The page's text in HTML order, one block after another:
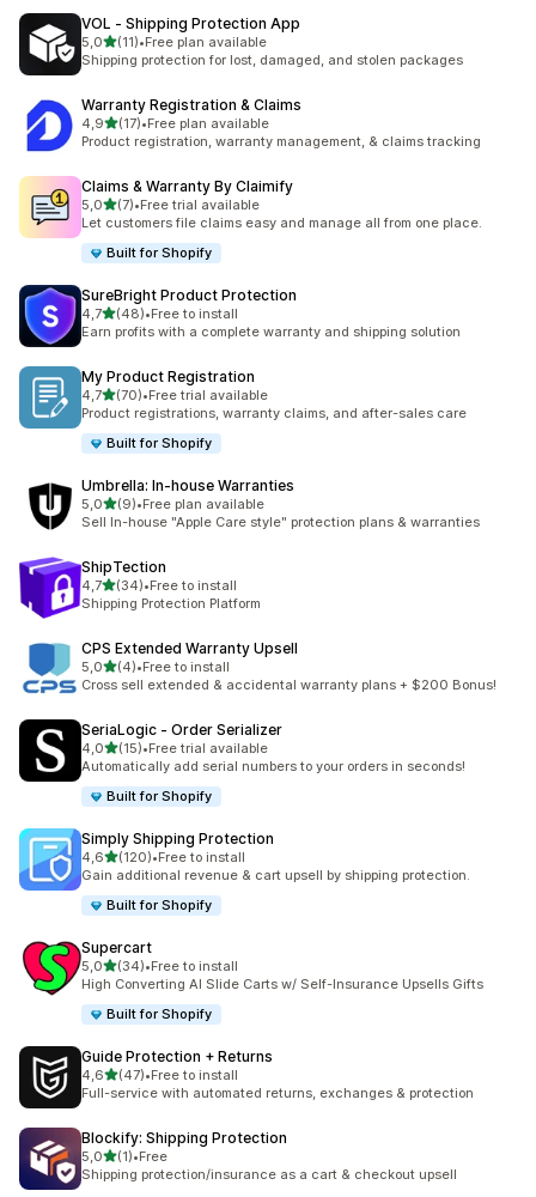
VOL ‑ Shipping Protection App
5,05 yıldız üzerinden
(11)
toplam 11 değerlendirme
•Free plan available
Shipping protection for lost, damaged, and stolen packages
Warranty Registration & Claims
4,95 yıldız üzerinden
(17)
toplam 17 değerlendirme
•Free plan available
Product registration, warranty management, & claims tracking
Claims & Warranty By Claimify
5,05 yıldız üzerinden
(7)
toplam 7 değerlendirme
•Free trial available
Let customers file claims easy and manage all from one place.
Built for Shopify
SureBright Product Protection
4,75 yıldız üzerinden
(48)
toplam 48 değerlendirme
•Free to install
Earn profits with a complete warranty and shipping solution
My Product Registration
4,75 yıldız üzerinden
(70)
toplam 70 değerlendirme
•Free trial available
Product registrations, warranty claims, and after-sales care
Built for Shopify
Umbrella: In‑house Warranties
5,05 yıldız üzerinden
(9)
toplam 9 değerlendirme
•Free plan available
Sell In-house "Apple Care style" protection plans & warranties
ShipTection
4,75 yıldız üzerinden
(34)
toplam 34 değerlendirme
•Free to install
Shipping Protection Platform
CPS Extended Warranty Upsell
5,05 yıldız üzerinden
(4)
toplam 4 değerlendirme
•Free to install
Cross sell extended & accidental warranty plans + $200 Bonus!
SeriaLogic ‑ Order Serializer
4,05 yıldız üzerinden
(15)
toplam 15 değerlendirme
•Free trial available
Automatically add serial numbers to your orders in seconds!
Built for Shopify
Simply Shipping Protection
4,65 yıldız üzerinden
(120)
toplam 120 değerlendirme
•Free to install
Gain additional revenue & cart upsell by shipping protection.
Built for Shopify
Supercart
5,05 yıldız üzerinden
(34)
toplam 34 değerlendirme
•Free to install
High Converting AI Slide Carts w/ Self-Insurance Upsells Gifts
Built for Shopify
Guide Protection + Returns
4,65 yıldız üzerinden
(47)
toplam 47 değerlendirme
•Free to install
Full-service with automated returns, exchanges & protection
Blockify: Shipping Protection
5,05 yıldız üzerinden
(1)
toplam 1 değerlendirme
•Free
Shipping protection/insurance as a cart & checkout upsell